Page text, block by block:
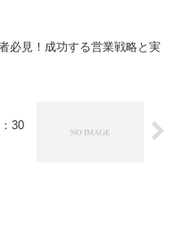
必見！成功する営業戦略と実
30